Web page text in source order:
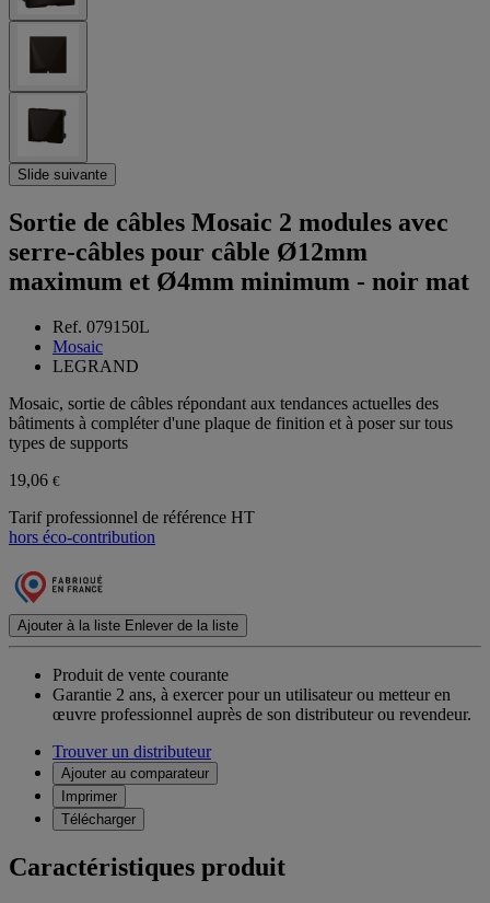
Slide suivante
Sortie de câbles Mosaic 2 modules avec
serre-câbles pour câble Ø12mm
maximum et Ø4mm minimum - noir mat
Ref. 079150L
Mosaic
LEGRAND
Mosaic, sortie de câbles répondant aux tendances actuelles des
bâtiments à compléter d'une plaque de finition et à poser sur tous
types de supports
19,06 €
Tarif professionnel de référence HT
hors éco-contribution
Ajouter à la liste Enlever de la liste
Produit de vente courante
Garantie 2 ans, à exercer pour un utilisateur ou metteur en
œuvre professionnel auprès de son distributeur ou revendeur.
Trouver un distributeur
Ajouter au comparateur
Imprimer
Télécharger
Caractéristiques produit